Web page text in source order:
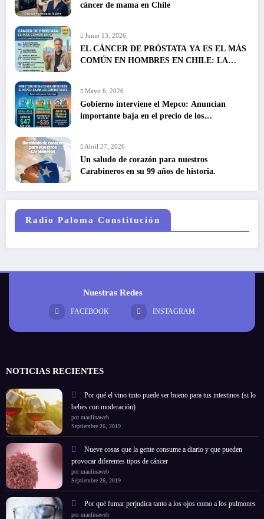
cáncer de mama en Chile
Junio 13, 2026
EL CÁNCER DE PRÓSTATA YA ES EL MÁS
COMÚN EN HOMBRES EN CHILE: LA
Mayo 6, 2026
Gobierno interviene el Mepco: Anuncian
importante baja en el precio de los
Abril 27, 2026
Un saludo de corazón para nuestros
Carabineros en su 99 años de historia.
Radio Paloma Constitución
Nuestras Redes
FACEBOOK INSTAGRAM
NOTICIAS RECIENTES
Por qué el vino tinto puede ser bueno para tus intestinos (si lo
bebes con moderación)
por maulinaweb
Septiembre 26, 2019
Nueve cosas que la gente consume a diario y que pueden
provocar diferentes tipos de cáncer
por maulinaweb
Septiembre 26, 2019
Por qué fumar perjudica tanto a los ojos como a los pulmones
por maulinaweb